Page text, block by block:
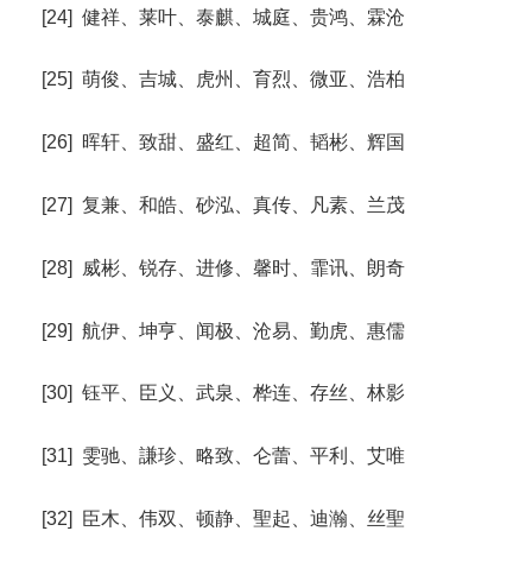
[24] 健祥、莱叶、泰麒、城庭、贵鸿、霖沧
[25] 萌俊、吉城、虎州、育烈、微亚、浩柏
[26] 晖轩、致甜、盛红、超简、韬彬、辉国
[27] 复兼、和皓、砂泓、真传、凡素、兰茂
[28] 威彬、锐存、进修、馨时、霏讯、朗奇
[29] 航伊、坤亨、闻极、沧易、勤虎、惠儒
[30] 钰平、臣义、武泉、桦连、存丝、林影
[31] 雯驰、謙珍、略致、仑蕾、平利、艾唯
[32] 臣木、伟双、顿静、聖起、迪瀚、丝聖